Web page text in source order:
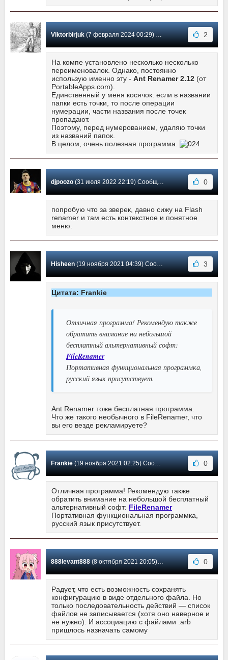
Viktorbirjuk(7 февраля 2024 00:29) Сообщение #19 2
На компе установлено несколько несколько
переименовалок. Однако, постоянно
использую именно эту - Ant Renamer 2.12 (от
PortableApps.com).
Единственный у меня косячок: если в названии
папки есть точки, то после операции
нумерации, части названия после точек
пропадают.
Поэтому, перед нумерованием, удаляю точки
из названий папок.
В целом, очень полезная программа.
djpoozo(31 июля 2022 22:19) Сообщение #18 0
попробую что за зверек, давно сижу на Flash
renamer и там есть контекстное и понятное
меню.
Hisheen(19 ноября 2021 04:39) Сообщение #17 3
Цитата: Frankie
Отличная программа! Рекомендую также
обратить внимание на небольшой
бесплатный альтернативный софт:
FileRenamer
Портативная функциональная программка,
русский язык присутствует.
Ant Renamer тоже бесплатная программа.
Что же такого необычного в FileRenamer, что
вы его везде рекламируете?
Frankie(19 ноября 2021 02:25) Сообщение #16 0
Отличная программа! Рекомендую также
обратить внимание на небольшой бесплатный
альтернативный софт: FileRenamer
Портативная функциональная программка,
русский язык присутствует.
888levant888(8 октября 2021 20:05) Сообщение #15 0
Радует, что есть возможность сохранять
конфигурацию в виде отдельного файла. Но
только последовательность действий — список
файлов не записывается (хотя оно наверное и
не нужно). И ассоциацию с файлами .arb
пришлось назначать самому